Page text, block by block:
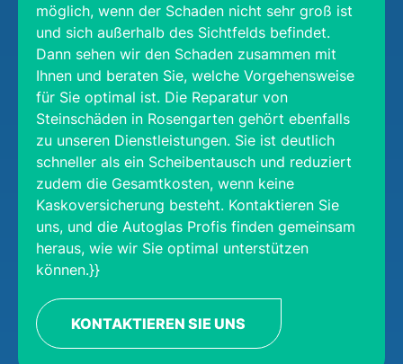
möglich, wenn der Schaden nicht sehr groß ist
und sich außerhalb des Sichtfelds befindet.
Dann sehen wir den Schaden zusammen mit
Ihnen und beraten Sie, welche Vorgehensweise
für Sie optimal ist. Die Reparatur von
Steinschäden in Rosengarten gehört ebenfalls
zu unseren Dienstleistungen. Sie ist deutlich
schneller als ein Scheibentausch und reduziert
zudem die Gesamtkosten, wenn keine
Kaskoversicherung besteht. Kontaktieren Sie
uns, und die Autoglas Profis finden gemeinsam
heraus, wie wir Sie optimal unterstützen
können.}}
KONTAKTIEREN SIE UNS